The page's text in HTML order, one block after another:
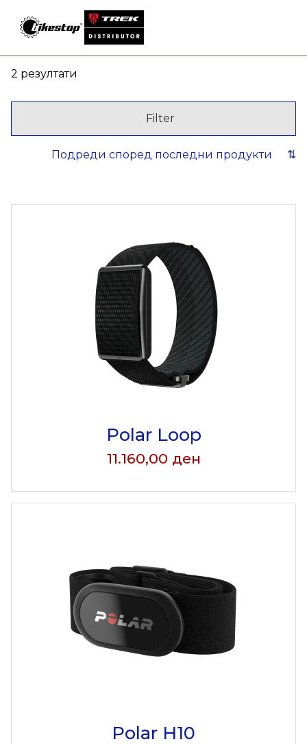
content
2 резултати
latest
Filter
Polar Loop
11.160,00 ден
Polar H10